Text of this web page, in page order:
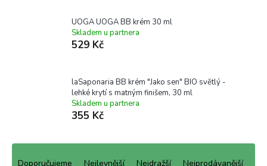
UOGA UOGA BB krém 30 ml
Skladem u partnera
529 Kč
laSaponaria BB krém "Jako sen" BIO světlý -
lehké krytí s matným finišem, 30 ml
Skladem u partnera
355 Kč
Ř
Doporučujeme Nejlevnější Nejdražší Nejprodávanější